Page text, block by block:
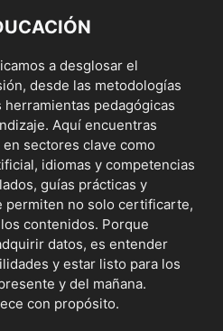
a desglosar el
desde las metodologías
herramientas pedagógicas
Aquí encuentras
sectores clave como
idiomas y competencias
guías prácticas y
permiten no solo certificarte,
contenidos. Porque
datos, es entender
y estar listo para los
y del mañana.
con propósito.